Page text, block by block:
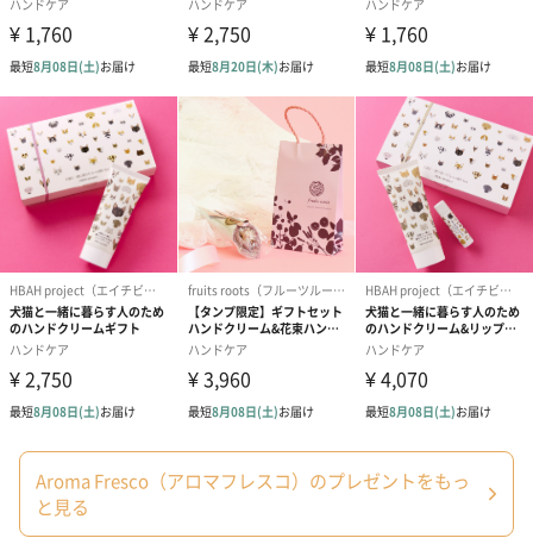
紙袋
お渡し用の紙袋です。
あり（280円）
メッセージカード（通常・写真・グリーティング）
誕生日や結婚祝い・出産祝いなど、様々なシーンのメッセージカ
ードを同梱します。
メッセージカードや封筒のデザインは一部変更する場合がありま
す。
Aroma Fresco（アロマフレスコ）のプレゼントをもっ
と見る